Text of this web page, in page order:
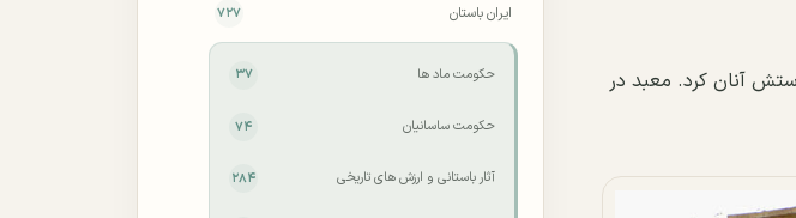
آنان کرد. معبد در
ایران باستان ۷۲۷
حکومت ماد ها ۳۷
حکومت ساسانیان ۷۴
آثار باستانی و ارزش های تاریخی ۲۸۴